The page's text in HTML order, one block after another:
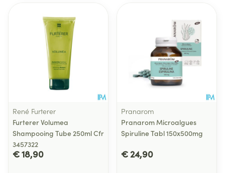
René Furterer
Furterer Volumea
Shampooing Tube 250ml Cfr
3457322
€ 18,90
Pranarom
Pranarom Microalgues
Spiruline Tabl 150x500mg
€ 24,90